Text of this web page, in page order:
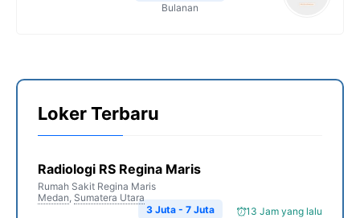
Bulanan
Loker Terbaru
Radiologi RS Regina Maris
Rumah Sakit Regina Maris
Medan, Sumatera Utara
13 Jam yang lalu
3 Juta - 7 Juta